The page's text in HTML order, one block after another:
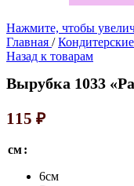
Нажмите, чтобы
Главная /
Назад к товарам
Вырубка 1033
115 ₽
см
6см